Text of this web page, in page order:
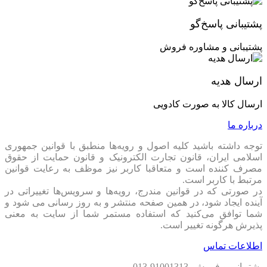
اگر تصمیم به خرید این مادربرد گرفتید، پیشنهاد می‌کنم حتماً از
فروشگاهی معتبر مانند
فروشگاه، علاوه بر گارانتی اصلی و معتبر، می‌توانید مدل‌های متنوع
دیگری را نیز بررسی کنید.
نتیجه‌گیری
MSI PRO H610M-E DDR4
مقاوم گرفته تا امکانات گسترده، این مادربرد تمامی انتظارات شما
دنبال خرید مادربردی مطمئن هستید، همین حالا به PSKMARKET
مراجعه کنید و مدل‌های مختلف را بررسی کنید.
پشتیبانی پاسخ‌گو
پشتیبانی و مشاوره فروش
ارسال هدیه
ارسال کالا به صورت کادویی
درباره ما
توجه داشته باشید کلیه اصول و رویه‏‌ها منطبق با قوانین جمهوری
اسلامی ایران، قانون تجارت الکترونیک و قانون حمایت از حقوق
مصرف کننده است و متعاقبا کاربر نیز موظف به رعایت قوانین
مرتبط با کاربر است.
در صورتی که در قوانین مندرج، رویه‏‌ها و سرویس‏‌ها تغییراتی در
آینده ایجاد شود، در همین صفحه منتشر و به روز رسانی می شود و
شما توافق می‏‌کنید که استفاده مستمر شما از سایت به معنی
پذیرش هرگونه تغییر است.
اطلاعات تماس